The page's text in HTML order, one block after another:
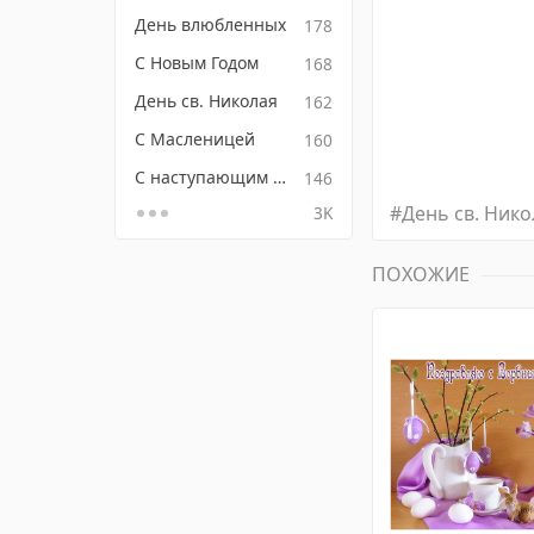
День влюбленных
178
С Новым Годом
168
День св. Николая
162
С Масленицей
160
С наступающим Новым годом
146
3K
#День св.
ПОХОЖИЕ